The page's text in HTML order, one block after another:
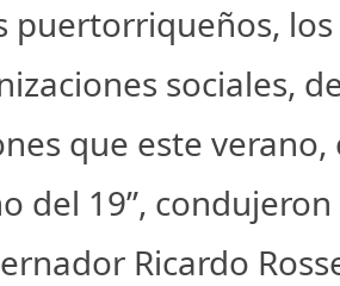
puertorriqueños,
sociales,
que este
del 19”,
Ricardo